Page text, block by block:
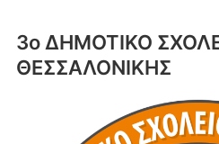
3ο ΔΗΜΟΤΙΚΟ
ΘΕΣΣΑΛΟΝΙΚΗΣ